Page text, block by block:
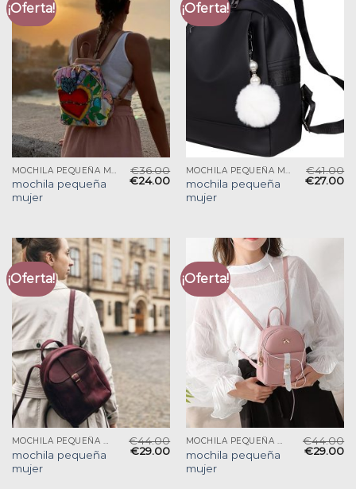
¡Oferta!
mochila pequeña
mujer
€36.00
€24.00
¡Oferta!
mochila pequeña
mujer
€41.00
€27.00
¡Oferta!
MOCHILA PEQUEÑA MUJER
mochila pequeña
mujer
€44.00
€29.00
¡Oferta!
MOCHILA PEQUEÑA MUJER
mochila pequeña
mujer
€44.00
€29.00